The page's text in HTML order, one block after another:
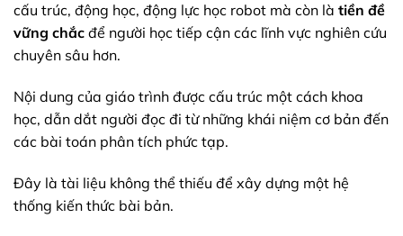
cấu trúc, động học, động lực học robot mà còn là tiền đề
vững chắc để người học tiếp cận các lĩnh vực nghiên cứu
chuyên sâu hơn.
Nội dung của giáo trình được cấu trúc một cách khoa
học, dẫn dắt người đọc đi từ những khái niệm cơ bản đến
các bài toán phân tích phức tạp.
Đây là tài liệu không thể thiếu để xây dựng một hệ
thống kiến thức bài bản.